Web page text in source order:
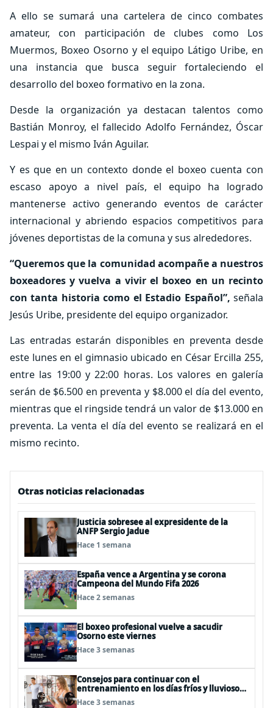
A ello se sumará una cartelera de cinco combates
amateur, con participación de clubes como Los
Muermos, Boxeo Osorno y el equipo Látigo Uribe, en
una instancia que busca seguir fortaleciendo el
desarrollo del boxeo formativo en la zona.
Desde la organización ya destacan talentos como
Bastián Monroy, el fallecido Adolfo Fernández, Óscar
Lespai y el mismo Iván Aguilar.
Y es que en un contexto donde el boxeo cuenta con
escaso apoyo a nivel país, el equipo ha logrado
mantenerse activo generando eventos de carácter
internacional y abriendo espacios competitivos para
jóvenes deportistas de la comuna y sus alrededores.
“Queremos que la comunidad acompañe a nuestros
boxeadores y vuelva a vivir el boxeo en un recinto
con tanta historia como el Estadio Español”, señala
Jesús Uribe, presidente del equipo organizador.
Las entradas estarán disponibles en preventa desde
este lunes en el gimnasio ubicado en César Ercilla 255,
entre las 19:00 y 22:00 horas. Los valores en galería
serán de $6.500 en preventa y $8.000 el día del evento,
mientras que el ringside tendrá un valor de $13.000 en
preventa. La venta el día del evento se realizará en el
mismo recinto.
Otras noticias relacionadas
Justicia sobresee al expresidente de la
ANFP Sergio Jadue
Hace 1 semana
España vence a Argentina y se corona
Campeona del Mundo Fifa 2026
Hace 2 semanas
El boxeo profesional vuelve a sacudir
Osorno este viernes
Hace 3 semanas
Consejos para continuar con el
entrenamiento en los días fríos y lluviosos
de invierno
Hace 3 semanas